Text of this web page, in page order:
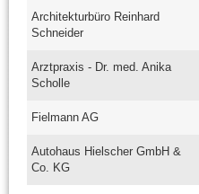
Architekturbüro Reinhard
Schneider
Arztpraxis - Dr. med. Anika
Scholle
Fielmann AG
Autohaus Hielscher GmbH &
Co. KG